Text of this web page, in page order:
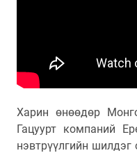
Харин өнөөдөр
Гацуурт компаний
нэвтрүүлгийн